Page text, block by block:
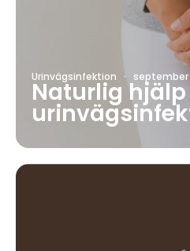
Urinvägsinfektion · september
Naturlig